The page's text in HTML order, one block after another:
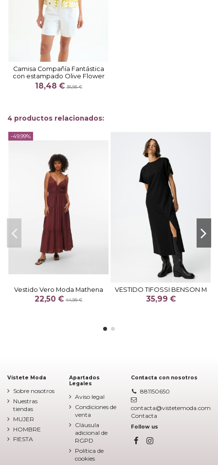
Camisa Compañía Fantástica
con estampado Olive Flower
18,48 €36,95 €
4 productos relacionados:
-49,99%
Vestido Vero Moda Mathena
22,50 € 44,99 €
VESTIDO TIFOSSI BENSON M
35,99 €
Vístete Moda
Sobre nosotros
Nuestras
tiendas
MUJER
HOMBRE
FIESTA
Apartados
Legales
Aviso legal
Condiciones de
venta
Cláusula
adicional de
RGPD
Política de
cookies
Contacta con nosotros
881150650
contacta@vistetemoda.com
Contacta
Follow us